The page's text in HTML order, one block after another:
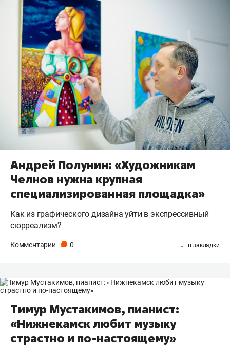
Андрей Полунин: «Художникам
Челнов нужна крупная
специализированная площадка»
Как из графического дизайна уйти в экспрессивный
сюрреализм?
Комментарии 0
Тимур Мустакимов, пианист:
«Нижнекамск любит музыку
страстно и по-настоящему»